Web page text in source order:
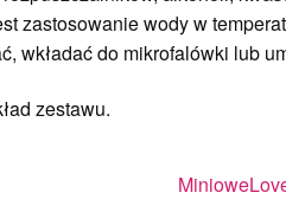
zastosowanie wody w
wkładać do mikrofalówki lub
zestawu.